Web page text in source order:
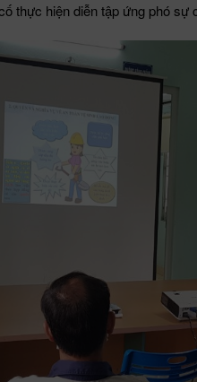
thực hiện diễn tập ứng phó sự